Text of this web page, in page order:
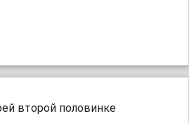
второй половинке